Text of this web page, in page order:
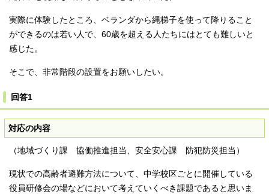
実際に体験したところ、ベランダから縄梯子を使って降りること
ができるのは若い人で、60歳を超える人たちにはとても難しいと
感じた。
そこで、非常階段の設置をお願いしたい。
回答1
対応の内容
（地域づくり課 協働推進担当、安全安心課 防犯防災担当）
現状での高齢者避難方法について、中学校区ごとに開催している
役員研修会の場などにおいて考えていくべき課題であると思いま